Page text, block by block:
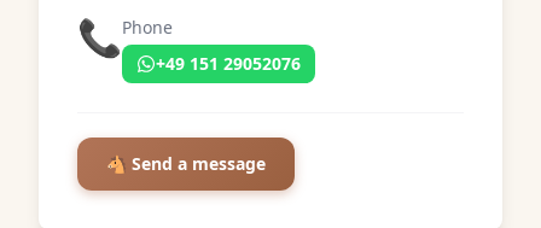
📞Phone
+49 151 29052076
🐴 Send a message